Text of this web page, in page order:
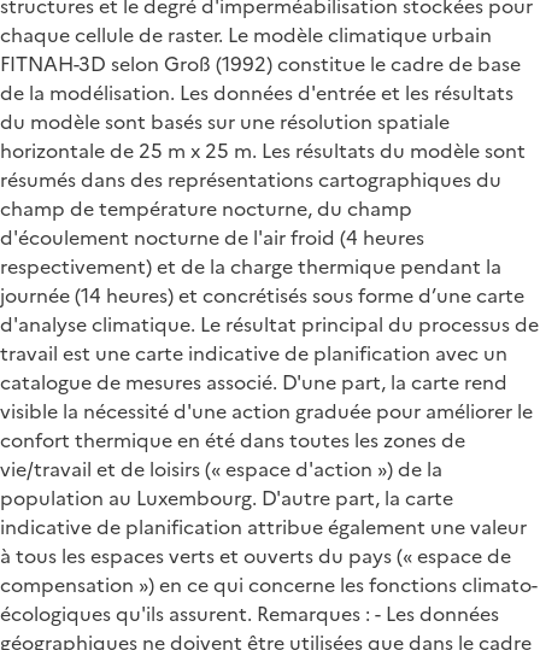
chaque cellule de raster. Le modèle climatique urbain
FITNAH-3D selon Groß (1992) constitue le cadre de base
de la modélisation. Les données d'entrée et les résultats
du modèle sont basés sur une résolution spatiale
horizontale de 25 m x 25 m. Les résultats du modèle sont
résumés dans des représentations cartographiques du
champ de température nocturne, du champ
d'écoulement nocturne de l'air froid (4 heures
respectivement) et de la charge thermique pendant la
journée (14 heures) et concrétisés sous forme d’une carte
d'analyse climatique. Le résultat principal du processus de
travail est une carte indicative de planification avec un
catalogue de mesures associé. D'une part, la carte rend
visible la nécessité d'une action graduée pour améliorer le
confort thermique en été dans toutes les zones de
vie/travail et de loisirs (« espace d'action ») de la
population au Luxembourg. D'autre part, la carte
indicative de planification attribue également une valeur
à tous les espaces verts et ouverts du pays (« espace de
compensation ») en ce qui concerne les fonctions climato-
écologiques qu'ils assurent. Remarques : - Les données
géographiques ne doivent être utilisées que dans le cadre